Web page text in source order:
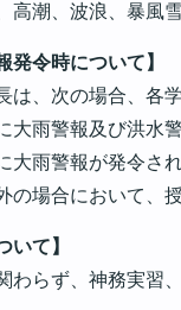
高潮、波浪、暴風
発令時について】
は、次の場合、各
大雨警報及び洪水
大雨警報が発令さ
の場合において、
いて】
わらず、神務実習